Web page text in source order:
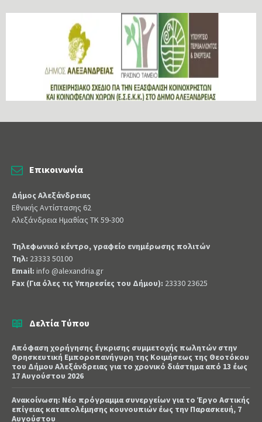
Επικοινωνία
Δήμος Αλεξάνδρειας
Εθνικής Αντίστασης 62
Αλεξάνδρεια Ημαθίας ΤΚ 59-300
Τηλεφωνικό κέντρο, γραφείο ενημέρωσης πολιτών
Τηλ: 23333 50100
Email: info @alexandria.gr
Fax (Για όλες τις Υπηρεσίες του Δήμου): 23330 23625
Δελτία Τύπου
Απόφαση χορήγησης έγκρισης συμμετοχής πωλητών στην
Θρησκευτική Εμποροπανήγυρη της Κοιμήσεως της Θεοτόκου
του Δήμου Αλεξάνδρειας για το χρονικό διάστημα από 13 έως
17 Αυγούστου 2026
Ανακοίνωση: Νέο πρόγραμμα συνεργείων για το Έργο Αστικής
επίγειας καταπολέμησης κουνουπιών έως την Παρασκευή, 7
Αυγούστου